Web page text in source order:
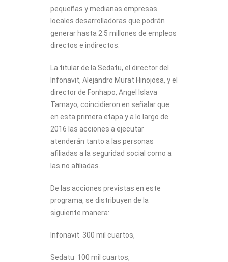
pequeñas y medianas empresas
locales desarrolladoras que podrán
generar hasta 2.5 millones de empleos
directos e indirectos.
La titular de la Sedatu, el director del
Infonavit, Alejandro Murat Hinojosa, y el
director de Fonhapo, Angel Islava
Tamayo, coincidieron en señalar que
en esta primera etapa y a lo largo de
2016 las acciones a ejecutar
atenderán tanto a las personas
afiliadas a la seguridad social como a
las no afiliadas.
De las acciones previstas en este
programa, se distribuyen de la
siguiente manera:
Infonavit 300 mil cuartos,
Sedatu 100 mil cuartos,